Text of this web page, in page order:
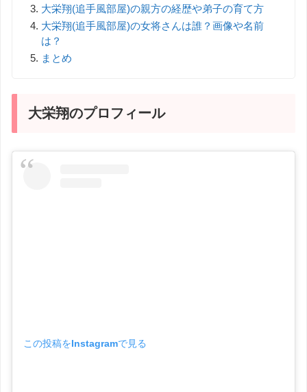
大栄翔(追手風部屋)の親方の経歴や弟子の育て方
大栄翔(追手風部屋)の女将さんは誰？画像や名前
は？
まとめ
大栄翔のプロフィール
この投稿をInstagramで見る